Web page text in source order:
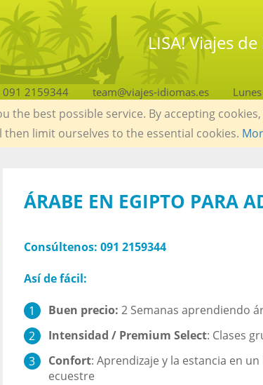
LISA! Viajes
091 2159344 team@viajes-idiomas.es
the best possible service. By accepting
limit ourselves to the essential cookies.
ÁRABE EN EGIPTO PARA
Consúltenos: 091 2159344
Así de fácil:
Buen precio: 2 Semanas aprendiendo
Intensidad / Premium Select: Clases
Confort: Aprendizaje y la estancia en
ecuestre